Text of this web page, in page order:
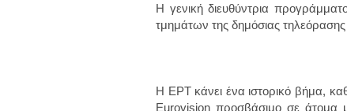
Η γενική διευθύντρια
τμημάτων της δημόσιας τηλεόρασης
Η ΕΡΤ κάνει ένα ιστορικό βήμα,
Eurovision προσβάσιμο σε άτομα